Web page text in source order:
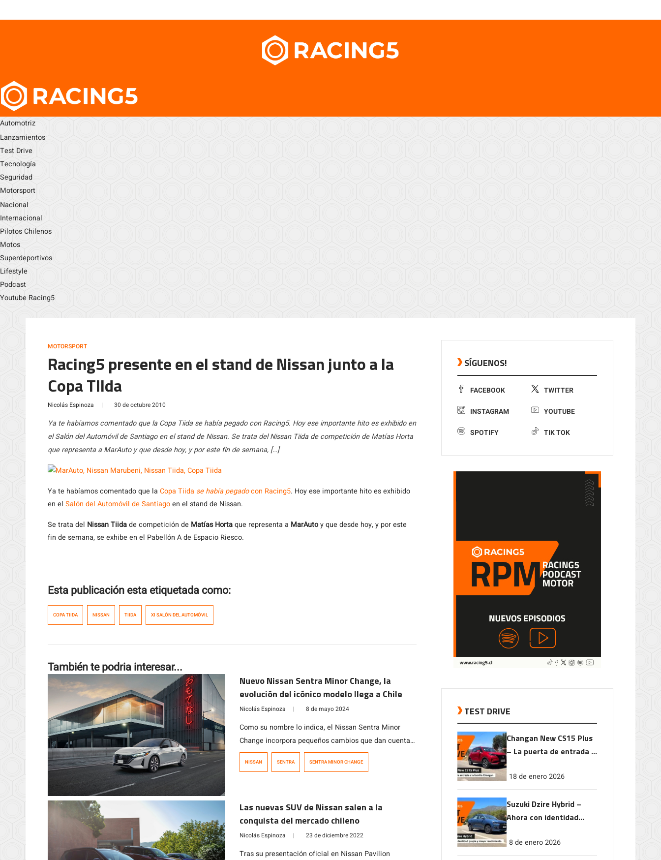
Automotriz
Lanzamientos
Test Drive
Tecnología
Seguridad
Motorsport
Nacional
Internacional
Pilotos Chilenos
Motos
Superdeportivos
Lifestyle
Podcast
Youtube Racing5
MOTORSPORT
Racing5 presente en el stand de Nissan junto a la
Copa Tiida
Nicolás Espinoza | 30 de octubre 2010
Ya te habíamos comentado que la Copa Tiida se había pegado con Racing5. Hoy ese importante hito es exhibido en
el Salón del Automóvil de Santiago en el stand de Nissan. Se trata del Nissan Tiida de competición de Matías Horta
que representa a MarAuto y que desde hoy, y por este fin de semana, […]
Ya te habíamos comentado que la Copa Tiida se había pegadocon Racing5. Hoy ese importante hito es exhibido
en el Salón del Automóvil de Santiagoen el stand de Nissan.
Se trata del Nissan Tiidade competición de Matías Hortaque representa a MarAutoy que desde hoy, y por este
fin de semana, se exhibe en el Pabellón A de Espacio Riesco.
Esta publicación esta etiquetada como:
COPA TIIDA NISSAN TIIDA XI SALÓN DEL AUTOMÓVIL
También te podria interesar...
Nuevo Nissan Sentra Minor Change, la
evolución del icónico modelo llega a Chile
Nicolás Espinoza | 8 de mayo 2024
Como su nombre lo indica, el Nissan Sentra Minor
Change incorpora pequeños cambios que dan cuenta
de una evolución de un ya clásico modelo de la marca
NISSAN SENTRA SENTRA MINOR CHANGE
Las nuevas SUV de Nissan salen a la
conquista del mercado chileno
Nicolás Espinoza | 23 de diciembre 2022
Tras su presentación oficial en Nissan Pavilion
SÍGUENOS!
FACEBOOK TWITTER
INSTAGRAM YOUTUBE
SPOTIFY TIK TOK
TEST DRIVE
Changan New CS15 Plus
– La puerta de entrada a
18 de enero 2026
Suzuki Dzire Hybrid –
Ahora con identidad
rendimiento
8 de enero 2026